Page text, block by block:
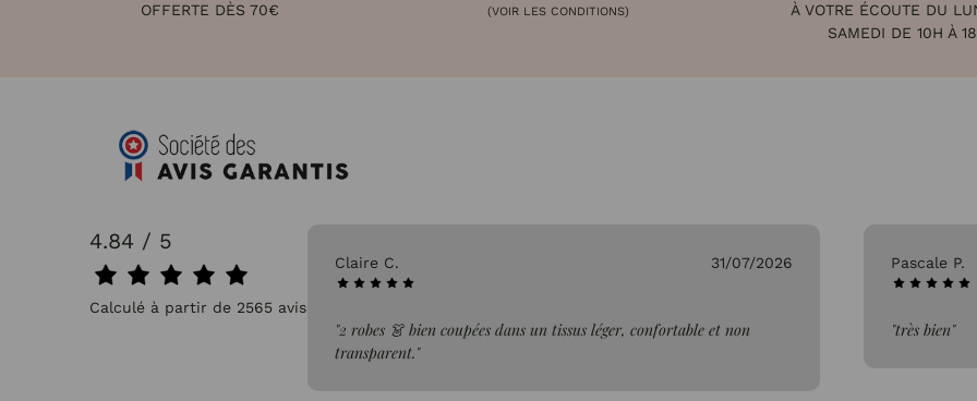
OFFERTE DÈS 70€
(VOIR LES CONDITIONS)
À VOTRE ÉCOUTE DU
SAMEDI DE 10H À
4.84 / 5
Calculé à partir de 2565 avis.
Claire C.
"2 robes 👗 bien coupées dans un tissus léger, confortable et non
"très bien"